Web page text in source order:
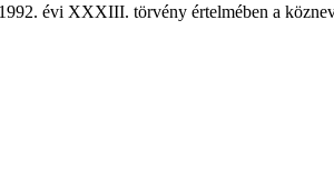
évi XXXIII. törvény értelmében a